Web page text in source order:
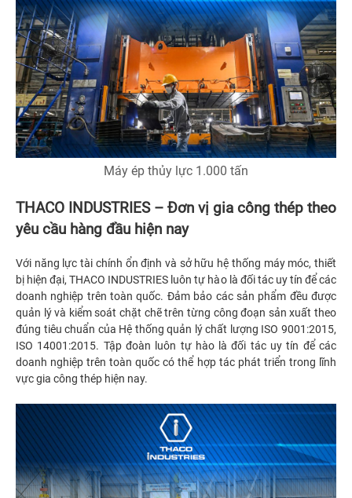
Máy ép thủy lực 1.000 tấn
THACO INDUSTRIES – Đơn vị gia công thép theo
yêu cầu hàng đầu hiện nay
Với năng lực tài chính ổn định và sở hữu hệ thống máy móc, thiết
bị hiện đại, THACO INDUSTRIES luôn tự hào là đối tác uy tín để các
doanh nghiệp trên toàn quốc. Đảm bảo các sản phẩm đều được
quản lý và kiểm soát chặt chẽ trên từng công đoạn sản xuất theo
đúng tiêu chuẩn của Hệ thống quản lý chất lượng ISO 9001:2015,
ISO 14001:2015. Tập đoàn luôn tự hào là đối tác uy tín để các
doanh nghiệp trên toàn quốc có thể hợp tác phát triển trong lĩnh
vực gia công thép hiện nay.